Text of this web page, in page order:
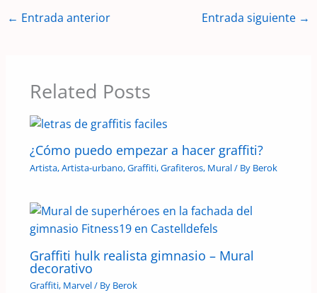
← Entrada anterior Entrada siguiente →
Related Posts
¿Cómo puedo empezar a hacer graffiti?
Artista,Artista-urbano,Graffiti,Grafiteros, Mural/ By Berok
Graffiti hulk realista gimnasio – Mural
decorativo
Graffiti, Marvel/ By Berok